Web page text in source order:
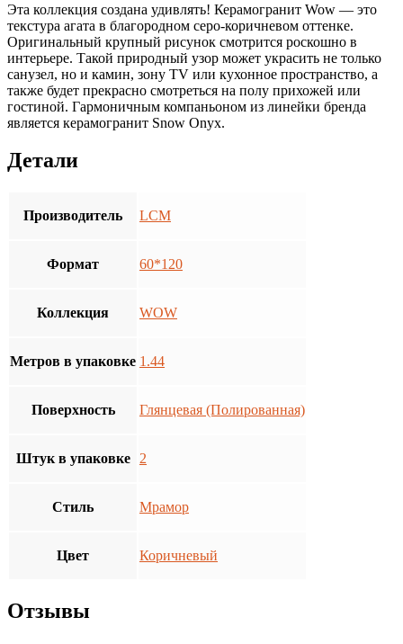
шт.)
Эта коллекция создана удивлять! Керамогранит Wow — это
текстура агата в благородном серо-коричневом оттенке.
Оригинальный крупный рисунок смотрится роскошно в
интерьере. Такой природный узор может украсить не только
санузел, но и камин, зону TV или кухонное пространство, а
также будет прекрасно смотреться на полу прихожей или
гостиной. Гармоничным компаньоном из линейки бренда
является керамогранит Snow Onyx.
Детали
Производитель LCM
Формат 60*120
Коллекция WOW
Метров в упаковке 1.44
Поверхность Глянцевая (Полированная)
Штук в упаковке 2
Стиль Мрамор
Цвет Коричневый
Отзывы